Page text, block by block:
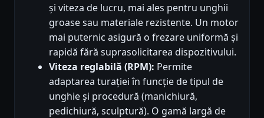
și viteza de lucru, mai ales pentru unghii
groase sau materiale rezistente. Un motor
mai puternic asigură o frezare uniformă și
rapidă fără suprasolicitarea dispozitivului.
Viteza reglabilă (RPM): Permite
adaptarea turației în funcție de tipul de
unghie și procedură (manichiură,
pedichiură, sculptură). O gamă largă de